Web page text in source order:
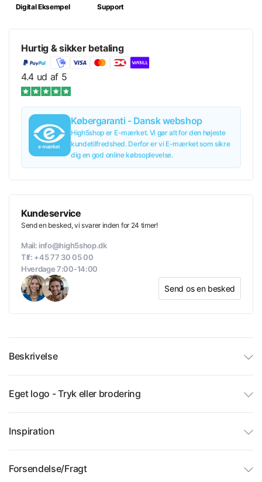
XL
XXL
Læg i kurv
Tilføj til tilbud 49,00 kr inkl. moms 49,00 kr/stk.
Digital Eksempel Support
Hurtig & sikker betaling
4.4 ud af 5
Købergaranti - Dansk webshop
High5shop er E-mærket. Vi gør alt for den højeste
kundetilfredshed. Derfor er vi E-mærket som sikre
dig en god online købsoplevelse.
Kundeservice
Send en besked, vi svarer inden for 24 timer!
Mail: info@high5shop.dk
Tlf: +45 77 30 05 00
Hverdage 7:00-14:00
Send os en besked
Beskrivelse
Eget logo - Tryk eller brodering
Inspiration
Forsendelse/Fragt